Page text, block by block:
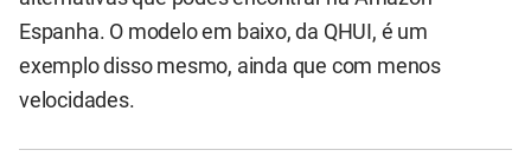
Espanha. O modelo em baixo, da QHUI, é um
exemplo disso mesmo, ainda que com menos
velocidades.